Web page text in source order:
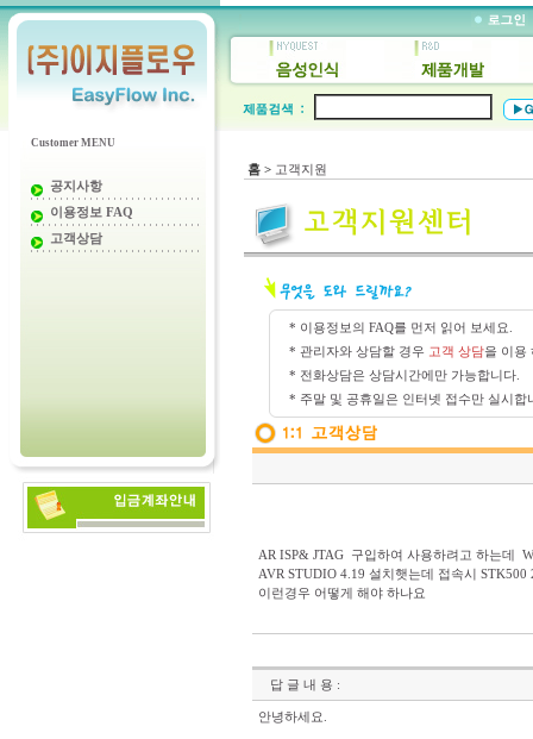
Customer MENU
공지사항
이용정보 FAQ
고객상담
홈 > 고객지원
* 이용정보의 FAQ를 먼저 읽어 보세요.
* 관리자와 상담할 경우 고객 상담을 이용
* 전화상담은 상담시간에만 가능합니다.
* 주말 및 공휴일은 인터넷 접수만 실시합
AR ISP& JTAG 구입하여 사용하려고 하는데
AVR STUDIO 4.19 설치햇는데 접속시
이런경우 어떻게 해야 하나요
답 글 내 용 :
안녕하세요.